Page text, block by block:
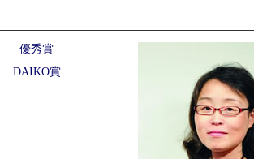
優秀賞
DAIKO賞